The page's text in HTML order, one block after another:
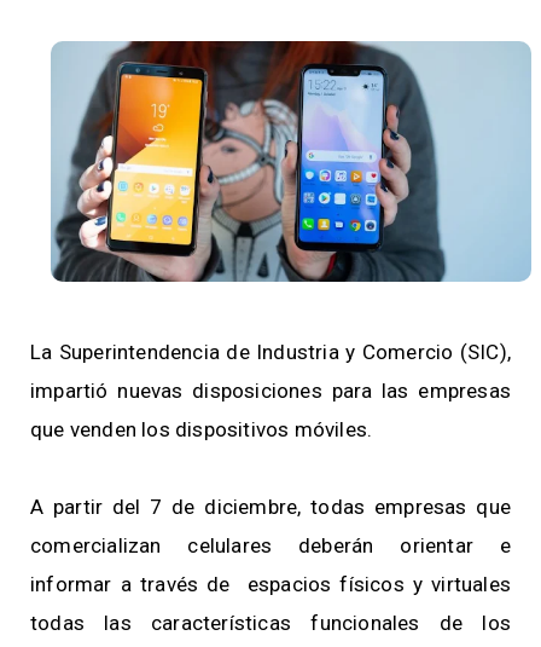
La Superintendencia de Industria y Comercio (SIC),
impartió nuevas disposiciones para las empresas
que venden los dispositivos móviles.
A partir del 7 de diciembre, todas empresas que
comercializan celulares deberán orientar e
informar a través de espacios físicos y virtuales
todas las características funcionales de los